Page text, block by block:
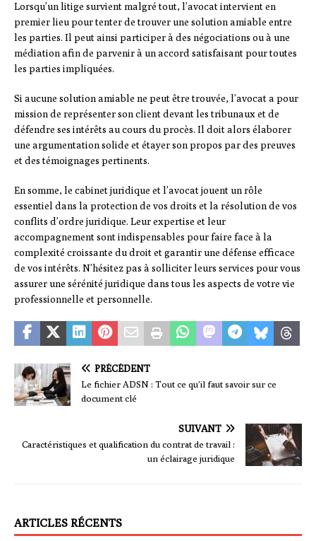
Lorsqu’un litige survient malgré tout, l’avocat intervient en
premier lieu pour tenter de trouver une solution amiable entre
les parties. Il peut ainsi participer à des négociations ou à une
médiation afin de parvenir à un accord satisfaisant pour toutes
les parties impliquées.
Si aucune solution amiable ne peut être trouvée, l’avocat a pour
mission de représenter son client devant les tribunaux et de
défendre ses intérêts au cours du procès. Il doit alors élaborer
une argumentation solide et étayer son propos par des preuves
et des témoignages pertinents.
En somme, le cabinet juridique et l’avocat jouent un rôle
essentiel dans la protection de vos droits et la résolution de vos
conflits d’ordre juridique. Leur expertise et leur
accompagnement sont indispensables pour faire face à la
complexité croissante du droit et garantir une défense efficace
de vos intérêts. N’hésitez pas à solliciter leurs services pour vous
assurer une sérénité juridique dans tous les aspects de votre vie
professionnelle et personnelle.
PRÉCÉDENT
Le fichier ADSN : Tout ce qu’il faut savoir sur ce
document clé
SUIVANT
Caractéristiques et qualification du contrat de travail :
un éclairage juridique
ARTICLES RÉCENTS